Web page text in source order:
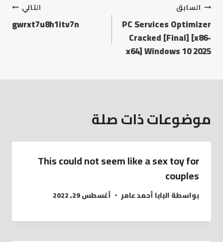
السابق
PC Services Optimizer
Cracked [Final] [x86-
x64] Windows 10 2025
التالي
gwrxt7u8h1itv7n
موضوعات ذات صلة
This could not seem like a sex toy for
couples
بواسطةالبابا أحمد عامر أغسطس 29, 2022